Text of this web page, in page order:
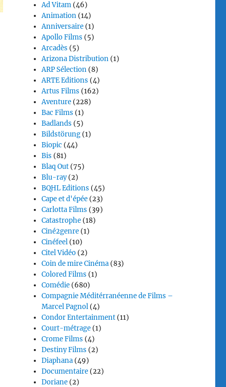
Ad Vitam (46)
Animation (14)
Anniversaire (1)
Apollo Films (5)
Arcadès (5)
Arizona Distribution (1)
ARP Sélection (8)
ARTE Editions (4)
Artus Films (162)
Aventure (228)
Bac Films (1)
Badlands (5)
Bildstörung (1)
Biopic (44)
Bis (81)
Blaq Out (75)
Blu-ray(2)
BQHL Editions (45)
Cape et d'épée (23)
Carlotta Films (39)
Catastrophe (18)
Ciné2genre (1)
Cinéfeel (10)
Citel Vidéo (2)
Coin de mire Cinéma (83)
Colored Films (1)
Comédie (680)
Compagnie Méditérranéenne de Films –
Marcel Pagnol (4)
Condor Entertainment (11)
Court-métrage (1)
Crome Films (4)
Destiny Films (2)
Diaphana (49)
Documentaire (22)
Doriane (2)